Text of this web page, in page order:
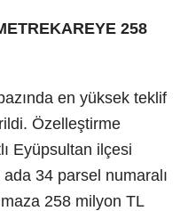
258
en yüksek teklif
Özelleştirme
Eyüpsultan ilçesi
34 parsel numaralı
258 milyon TL